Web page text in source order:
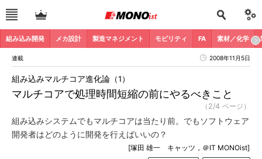
組み込み開発 メカ設計 製造マネジメント モビリティ FA 素材／化学
連載 2008年11月5日
マルチコアで処理時間短縮の前にやるべきこと
組み込みマルチコア進化論（1）
（2/4 ページ）
組み込みシステムでもマルチコアは当たり前。でもソフトウェア
開発者はどのように開発を行えばいいの？
[塚田 雄一 キャッツ，＠IT MONOist]